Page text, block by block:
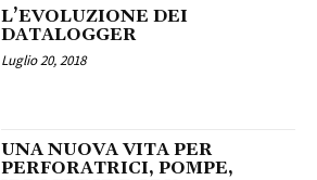
L’EVOLUZIONE DEI
DATALOGGER
Luglio 20, 2018
UNA NUOVA VITA PER
PERFORATRICI, POMPE,